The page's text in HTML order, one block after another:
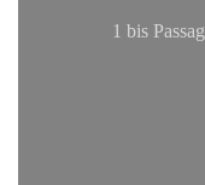
1 bis